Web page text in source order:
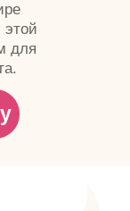
этой
для